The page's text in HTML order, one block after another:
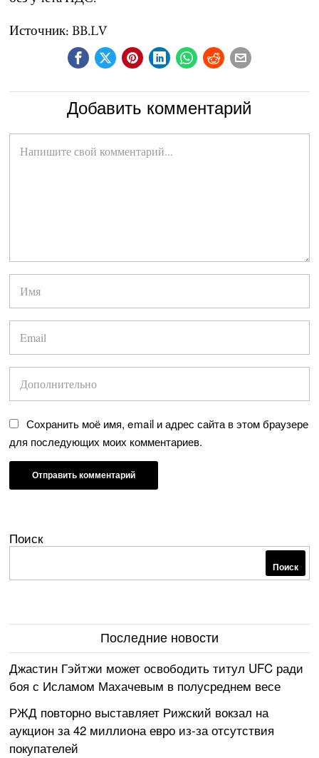
Источник: BB.LV
Добавить комментарий
Сохранить моё имя, email и адрес сайта в этом браузере
для последующих моих комментариев.
Поиск
Поиск
Последние новости
Джастин Гэйтжи может освободить титул UFC ради
боя с Исламом Махачевым в полусреднем весе
РЖД повторно выставляет Рижский вокзал на
аукцион за 42 миллиона евро из-за отсутствия
покупателей